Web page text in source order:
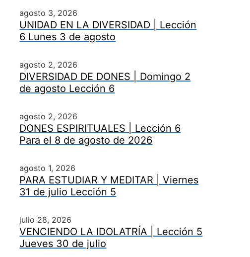
agosto 3, 2026
UNIDAD EN LA DIVERSIDAD | Lección
6 Lunes 3 de agosto
agosto 2, 2026
DIVERSIDAD DE DONES | Domingo 2
de agosto Lección 6
agosto 2, 2026
DONES ESPIRITUALES | Lección 6
Para el 8 de agosto de 2026
agosto 1, 2026
PARA ESTUDIAR Y MEDITAR | Viernes
31 de julio Lección 5
julio 28, 2026
VENCIENDO LA IDOLATRÍA | Lección 5
Jueves 30 de julio